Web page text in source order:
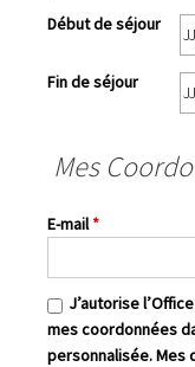
Début de séjour
Fin de séjour
Mes
E-mail*
J’autorise
mes coordonnées
personnalisée. Mes